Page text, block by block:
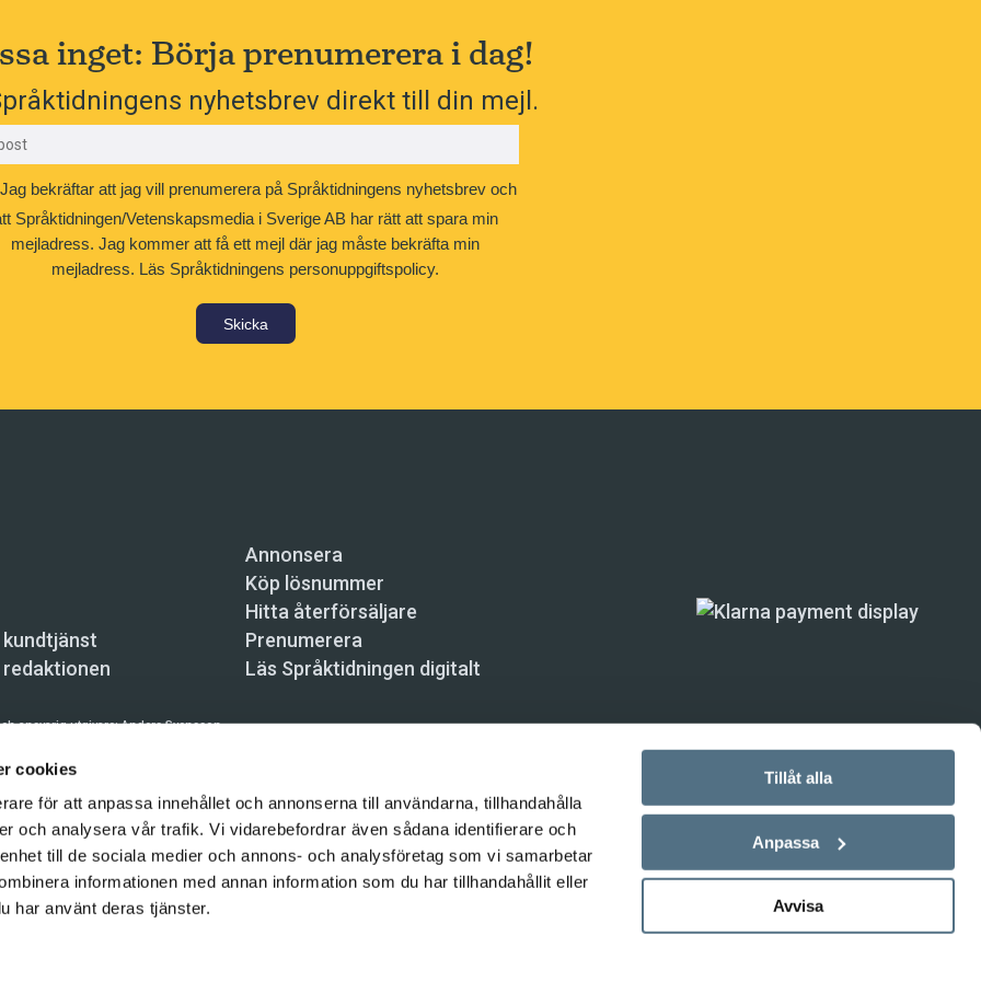
cookies
för att anpassa innehållet och annonserna till användarna, tillhandahålla
och analysera vår trafik. Vi vidarebefordrar även sådana identifierare och
till de sociala medier och annons- och analysföretag som vi samarbetar
informationen med annan information som du har tillhandahållit eller
har använt deras tjänster.
Tillåt alla
Anpassa
Avvisa
inget: Börja prenumerera i dag!
nyhetsbrev direkt till din mejl.
Jag bekräftar att jag vill prenumerera på Språktidningens nyhetsbrev och
Språktidningen/Vetenskapsmedia i Sverige AB har rätt att spara min
mejladress. Jag kommer att få ett mejl där jag måste bekräfta min
mejladress. Läs Språktidningens personuppgiftspolicy.
Skicka
Annonsera
Köp lösnummer
Hitta återförsäljare
Prenumerera
Läs Språktidningen digitalt
ansvarig utgivare:Anders Svensson
Skeppsbron 34, 111 30 Stockholm,
prenumeration: 08-121 062 34 (vardagar 8–17),kundtjanst@spraktidningen.se
automatiska tjänster och maskinläsbara metoder (robotar, spiders, indexering och liknande) är inte
på denna webbplats är upphovsrättsligt skyddat.